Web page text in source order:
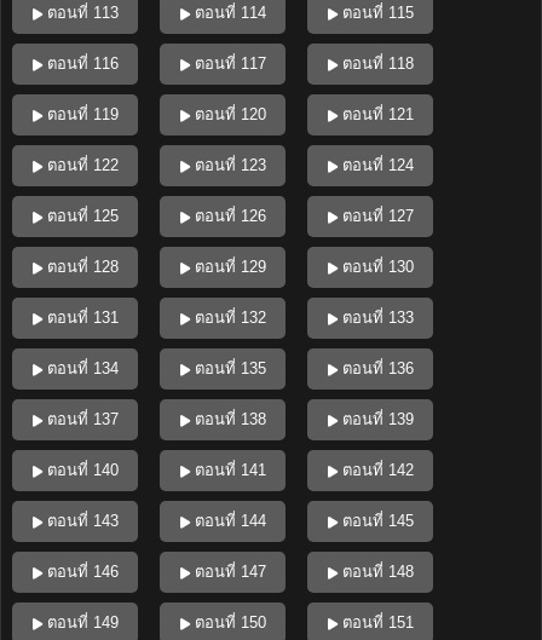
ตอนที่ 113 ตอนที่ 114 ตอนที่ 115
ตอนที่ 116 ตอนที่ 117 ตอนที่ 118
ตอนที่ 119 ตอนที่ 120 ตอนที่ 121
ตอนที่ 122 ตอนที่ 123 ตอนที่ 124
ตอนที่ 125 ตอนที่ 126 ตอนที่ 127
ตอนที่ 128 ตอนที่ 129 ตอนที่ 130
ตอนที่ 131 ตอนที่ 132 ตอนที่ 133
ตอนที่ 134 ตอนที่ 135 ตอนที่ 136
ตอนที่ 137 ตอนที่ 138 ตอนที่ 139
ตอนที่ 140 ตอนที่ 141 ตอนที่ 142
ตอนที่ 143 ตอนที่ 144 ตอนที่ 145
ตอนที่ 146 ตอนที่ 147 ตอนที่ 148
ตอนที่ 149 ตอนที่ 150 ตอนที่ 151